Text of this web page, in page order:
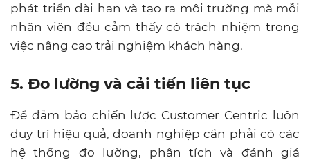
phát triển dài hạn và tạo ra môi trường mà mỗi
nhân viên đều cảm thấy có trách nhiệm trong
việc nâng cao trải nghiệm khách hàng.
5. Đo lường và cải tiến liên tục
Để đảm bảo chiến lược Customer Centric luôn
duy trì hiệu quả, doanh nghiệp cần phải có các
hệ thống đo lường, phân tích và đánh giá